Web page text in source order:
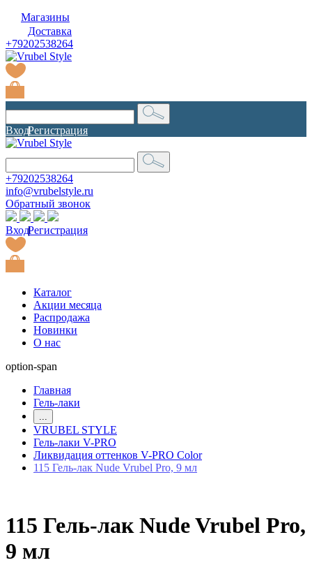
Магазины
Доставка
+79202538264
Вход|
Регистрация
+79202538264
info@vrubelstyle.ru
Обратный звонок
Вход|
Регистрация
Каталог
Акции месяца
Распродажа
Новинки
О нас
option-span
Главная
Гель-лаки
...
VRUBEL STYLE
Гель-лаки V-PRO
Ликвидация оттенков V-PRO Color
115 Гель-лак Nude Vrubel Pro, 9 мл
115 Гель-лак Nude Vrubel Pro,
9 мл